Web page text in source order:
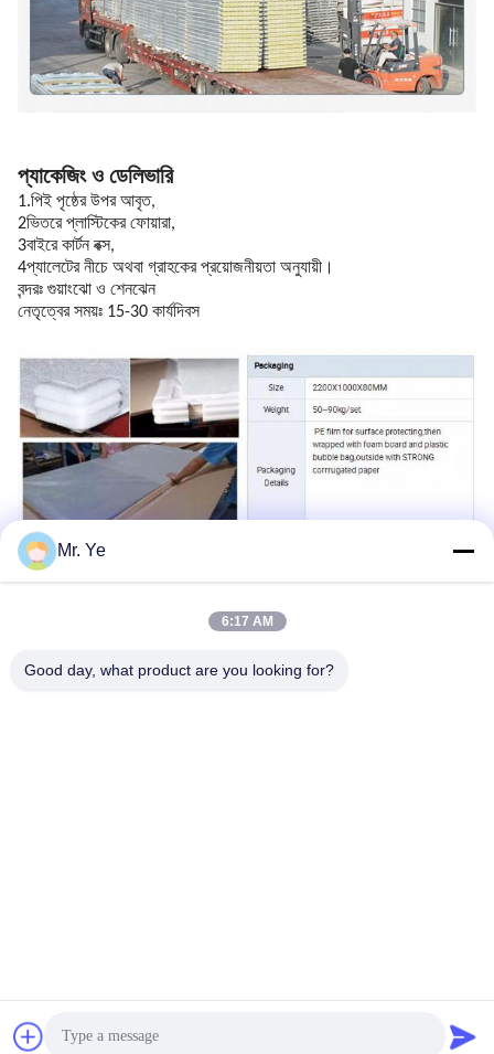
প্যাকেজিং ও ডেলিভারি
1.পিই পৃষ্ঠের উপর আবৃত,
2ভিতরে প্লাস্টিকের ফোয়ারা,
3বাইরে কার্টন বক্স,
4প্যালেটের নীচে অথবা গ্রাহকের প্রয়োজনীয়তা অনুযায়ী।
বন্দরঃ গুয়াংঝো ও শেনঝেন
নেতৃত্বের সময়ঃ 15-30 কার্যদিবস
Mr. Ye
6:17 AM
Good day, what product are you looking for?